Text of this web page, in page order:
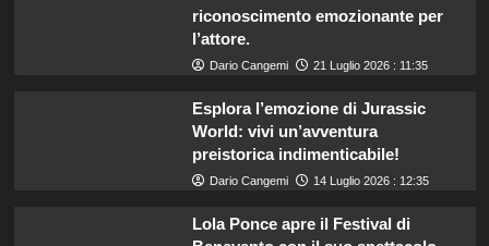
riconoscimento emozionante per
l’attore.
Dario Cangemi 21 Luglio 2026 : 11:35
Esplora l’emozione di Jurassic
World: vivi un’avventura
preistorica indimenticabile!
Dario Cangemi 14 Luglio 2026 : 12:35
Lola Ponce apre il Festival di